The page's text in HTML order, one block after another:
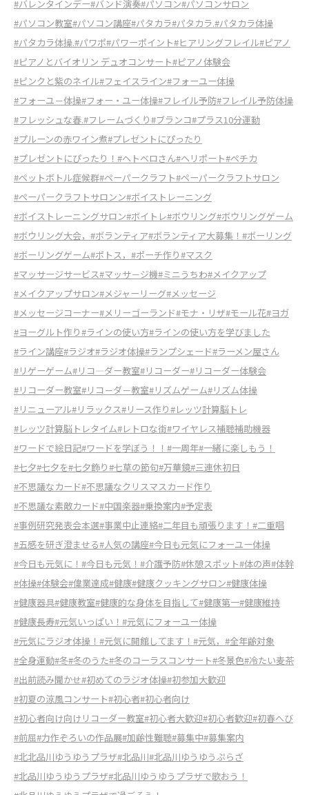
#バレンタインデー#バンド演奏#パソコン#パソコンサロン
#パソコン教室#パソコン講座#パタカラ#パタカラ.#パタカラ体操
#パタカラ体操.#パワポ#パワーポイント#ヒアリングフレイル#ピアノ
#ピアノとバイオリン デュオコンサート#ピアノ体験会
#ピンクと紫のネイル#フェイスライン#フォーユー体操
#フォーユ－体操#フォー・ユー体操#フレイル予防#フレイル予防体操
#フレッシュな春.#フレームづくり#ブランコ#プラス10分運動
#プルーンの赤ワイン煮#プレゼントにぴったり
#プレゼントにぴったり！ #ヘトベロさん#ヘリポート#ペチカ
#ペットボトル症候群#ペーパークラフト#ペーパークラフトサロン
#ペーパークラフトサロンン#ボイストレーニング
#ボイストレーニングサロン#ボイトレ#ボウリング#ボウリングゲーム
#ボウリング大会， #ボランティア#ボランティア大募集！ #ボーリング
#ボーリングゲーム#ポトス， #ポーチ作り#マスク
#マッサージサービス#マッサ－ジ機#ミニうちわ#メイクアップ
#メイクアップサロン#メジャーリーグ#メッセージ
#メッセージコーナー#メリーゴーランド#モナ・リザ#モール花#ヨガ
#ヨーグルト作り#ラインの使い方#ラインの使い方を学びました
#ライン講座#ラジオ#ラジオ体操#ランプシェード#ラーメン屋さん
#リゲーゲーム#リコ―ダー教室#リコーダー#リコーダー体験会
#リコーダー教室#リコ－ダ－教室#リズムゲーム#リズム体操
#リニューアル#リラックス#リース作り#レッツ計算脳トレ
#レッツ計算脳トレタイム#レトロな街#ワイヤレス補聴補助機器
#ワードで絵日記#ワードを学ぼう！！ #一周年#一緒に楽しもう！
#七夕#七夕を#七夕飾り#七草の節句#万華鏡#三連休初日
#不思議なカード#不思議なクリスマスカード作り
#不思議な素敵カード#中国楽器#乗換案内#予定表
#事例研究発表会本選#事業中止連絡#二年目も頑張ります！ #二重唱
#五感を研ぎ澄ませる#人気の講座#今日も元気にフォーユー体操
#今日も元気に！ #今日も元気！ #介護予防#休憩スポット#体の声#体幹
#体操#体験会#偉業達成#健康#健康クッキングサロン#健康体操
#健康器具#健康教室#健康的な身体を目指して#健康第一#健康維持
#健康長寿#元気いっぱい！ #元気にフォーユー体操
#元気にラジオ体操！ #元気に開館してます！ #元気， #全年齢対象
#全身運動#冬#冬のうた#冬のコーラスコンサート#冬景色#冷たい麦茶
#出前読み聞かせ#初めてのラジオ体操#初参加大歓迎
#初夏の涼風コンサート#初心者#初心者向け
#初心者向け向けリコーダー教室#初心者大歓迎#初心者歓迎#初春へび
#前屈#力作ぞろいの作品展#加齢性難聴#募集中#募集案内
#北北品川ゆうゆうプラザ#北品川#北品川ゆうゆうぷらざ
#北品川ゆうゆうプラザ#北品川ゆうゆうプラザで歌おう！